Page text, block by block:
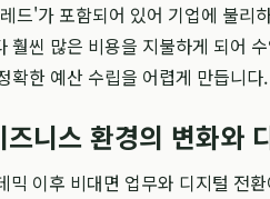
드'가 포함되어 있어 기업에 불리
훨씬 많은 비용을 지불하게 되어
확한 예산 수립을 어렵게 만듭니다.
즈니스 환경의 변화와
믹 이후 비대면 업무와 디지털 전